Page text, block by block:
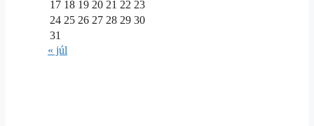
17 18 19 20 21 22 23
24 25 26 27 28 29 30
31
« júl